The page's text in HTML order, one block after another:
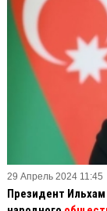
29 Апрель 2024 11:45
Президент